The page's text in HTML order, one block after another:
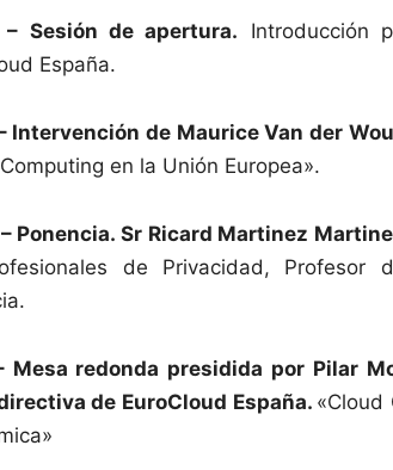
Sesión de apertura. Introducción
España.
Intervención de Maurice Van der
en la Unión Europea».
Ponencia. Sr Ricard Martinez
de Privacidad, Profesor
Mesa redonda presidida por Pilar
de EuroCloud España. «Cloud